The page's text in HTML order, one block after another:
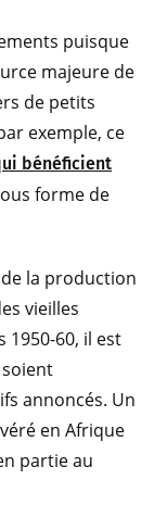
puisque
majeure de
de petits
exemple, ce
bénéficient
forme de
la production
vieilles
1950-60, il est
annoncés. Un
en Afrique
partie au